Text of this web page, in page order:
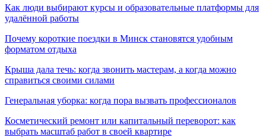
Как люди выбирают курсы и образовательные платформы для
удалённой работы
Почему короткие поездки в Минск становятся удобным
форматом отдыха
Крыша дала течь: когда звонить мастерам, а когда можно
справиться своими силами
Генеральная уборка: когда пора вызвать профессионалов
Косметический ремонт или капитальный переворот: как
выбрать масштаб работ в своей квартире